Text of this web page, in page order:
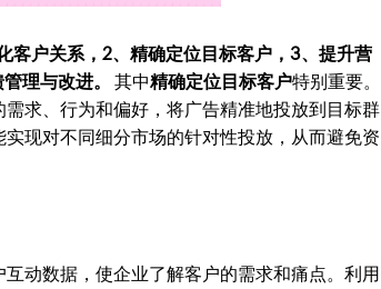
客户关系，2、精确定位目标客户，3、提升营
理与改进。
其中精确定位目标客户特别重要。
求、行为和偏好，将广告精准地投放到目标群
现对不同细分市场的针对性投放，从而避免资
动数据，使企业了解客户的需求和痛点。利用